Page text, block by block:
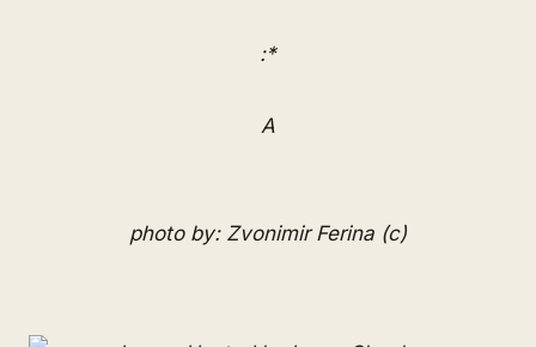
:*
A
photo by: Zvonimir Ferina (c)